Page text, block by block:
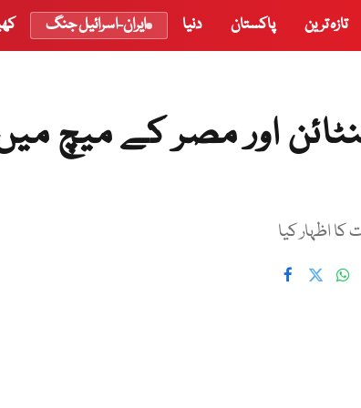
تازہ ترین پاکستان دنیا ایران-اسرائیل جنگ
اور مصر کے میچ
اظہار کیا